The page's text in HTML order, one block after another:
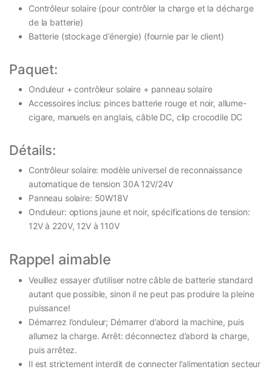
Contrôleur solaire (pour contrôler la charge et la décharge
de la batterie)
Batterie (stockage d’énergie) (fournie par le client)
Paquet:
Onduleur + contrôleur solaire + panneau solaire
Accessoires inclus: pinces batterie rouge et noir, allume-
cigare, manuels en anglais, câble DC, clip crocodile DC
Détails:
Contrôleur solaire: modèle universel de reconnaissance
automatique de tension 30A 12V/24V
Panneau solaire: 50W18V
Onduleur: options jaune et noir, spécifications de tension:
12V à 220V, 12V à 110V
Rappel aimable
Veuillez essayer d’utiliser notre câble de batterie standard
autant que possible, sinon il ne peut pas produire la pleine
puissance!
Démarrez l’onduleur; Démarrer d’abord la machine, puis
allumez la charge. Arrêt: déconnectez d’abord la charge,
puis arrêtez.
Il est strictement interdit de connecter l’alimentation secteur